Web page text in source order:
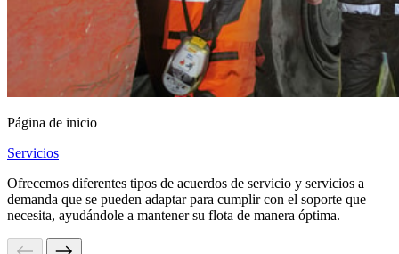
Página de inicio
Servicios
Ofrecemos diferentes tipos de acuerdos de servicio y servicios a
demanda que se pueden adaptar para cumplir con el soporte que
necesita, ayudándole a mantener su flota de manera óptima.